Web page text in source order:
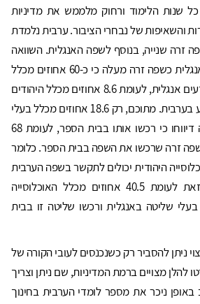
שנות הלימוד ורחוק מלממש את מדיניות
והשאיפות של נבחרי הציבור. ערבית נלמדת
זרה שנייה, בנוסף לשפה האנגלית. השוואה
בין בעלי ידע בערבית ובאנגלית כשפה זרה מעלה כי כ-60 אחוזים מכלל
היהודים בני 20 ומעלה יודעים אנגלית, לעומת 8.6 אחוזים מכלל היהודים
שהגדירו עצמם כבעלי ידע בערבית. מתוכם, רק 18.6 אחוזים מכלל בעלי
הידע בערבית כשפה זרה דיווחו כי רכשו אותו בבית הספר, לעומת 68
זרה שרכשו את השפה בבית הספר. כלומר
היהודית יכולים לתקשר בשפה הערבית
בזכות מערכת החינוך. זאת לעומת 40.5 אחוזים מכלל האוכלוסייה
שליטה באנגלית ורכשו שליטה זו בבית
ניתן להסביר רק כשנכנסים לעובי הקורה של
להלן מצויים ברמת המדיניות, שם ניתן וצריך
ניכר את מספר לומדי הערבית בחינוך